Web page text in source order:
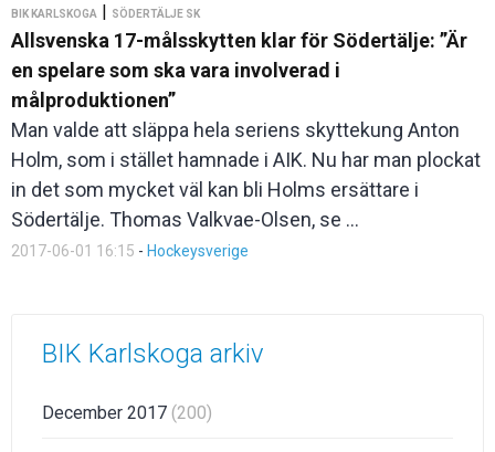
BIK KARLSKOGA | SÖDERTÄLJE SK
Allsvenska 17-målsskytten klar för Södertälje: ”Är
en spelare som ska vara involverad i
målproduktionen”
Man valde att släppa hela seriens skyttekung Anton
Holm, som i stället hamnade i AIK. Nu har man plockat
in det som mycket väl kan bli Holms ersättare i
Södertälje. Thomas Valkvae-Olsen, se ...
2017-06-01 16:15 - Hockeysverige
BIK Karlskoga arkiv
December 2017 (200)